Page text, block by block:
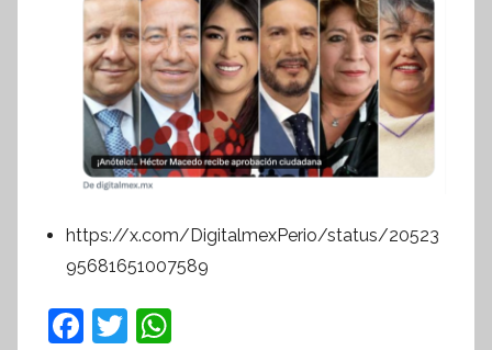
https://x.com/DigitalmexPerio/status/20523
95681651007589
F
T